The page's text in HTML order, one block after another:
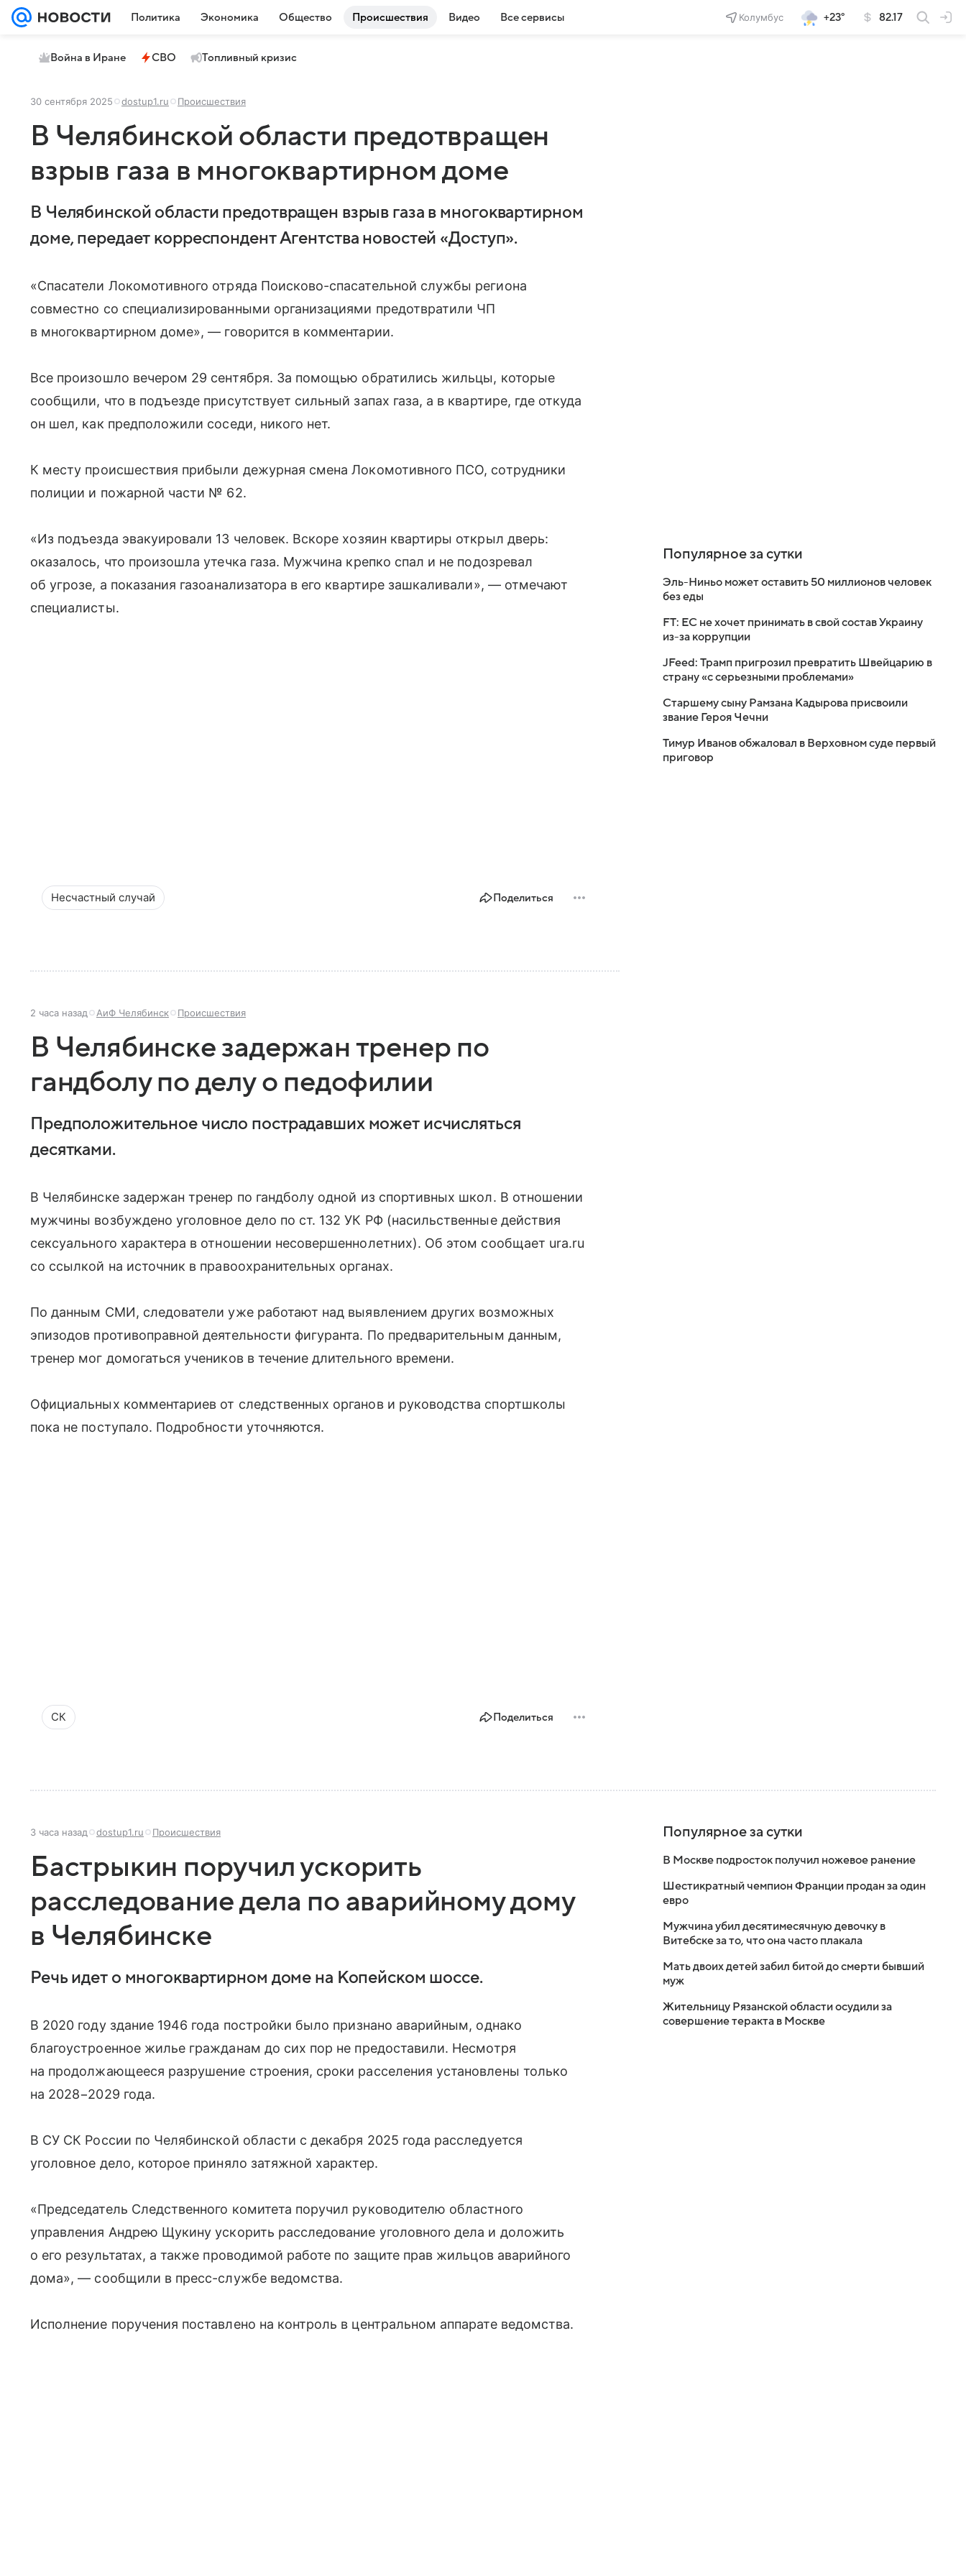
Политика Экономика Общество Происшествия Видео Все сервисы Колумбус +23° 82.17
Война в Иране СВО Топливный кризис
30 сентября 2025 dostup1.ru Происшествия
В Челябинской области предотвращен
взрыв газа в многоквартирном доме
В Челябинской области предотвращен взрыв газа в многоквартирном
доме, передает корреспондент Агентства новостей «Доступ».
«Спасатели Локомотивного отряда Поисково-спасательной службы региона
совместно со специализированными организациями предотвратили ЧП
в многоквартирном доме», — говорится в комментарии.
Все произошло вечером 29 сентября. За помощью обратились жильцы, которые
сообщили, что в подъезде присутствует сильный запах газа, а в квартире, где откуда
он шел, как предположили соседи, никого нет.
К месту происшествия прибыли дежурная смена Локомотивного ПСО, сотрудники
полиции и пожарной части № 62.
«Из подъезда эвакуировали 13 человек. Вскоре хозяин квартиры открыл дверь:
оказалось, что произошла утечка газа. Мужчина крепко спал и не подозревал
об угрозе, а показания газоанализатора в его квартире зашкаливали», — отмечают
специалисты.
Несчастный случай Поделиться
2 часа назад АиФ Челябинск Происшествия
В Челябинске задержан тренер по
гандболу по делу о педофилии
Предположительное число пострадавших может исчисляться
десятками.
В Челябинске задержан тренер по гандболу одной из спортивных школ. В отношении
мужчины возбуждено уголовное дело по ст. 132 УК РФ (насильственные действия
сексуального характера в отношении несовершеннолетних). Об этом сообщает ura.ru
со ссылкой на источник в правоохранительных органах.
По данным СМИ, следователи уже работают над выявлением других возможных
эпизодов противоправной деятельности фигуранта. По предварительным данным,
тренер мог домогаться учеников в течение длительного времени.
Официальных комментариев от следственных органов и руководства спортшколы
пока не поступало. Подробности уточняются.
СК Поделиться
Популярное за сутки
Эль-Ниньо может оставить 50 миллионов человек
без еды
FT: ЕС не хочет принимать в свой состав Украину
из-за коррупции
JFeed: Трамп пригрозил превратить Швейцарию в
страну «с серьезными проблемами»
Старшему сыну Рамзана Кадырова присвоили
звание Героя Чечни
Тимур Иванов обжаловал в Верховном суде первый
приговор
3 часа назад dostup1.ru Происшествия
Бастрыкин поручил ускорить
расследование дела по аварийному дому
в Челябинске
Речь идет о многоквартирном доме на Копейском шоссе.
В 2020 году здание 1946 года постройки было признано аварийным, однако
благоустроенное жилье гражданам до сих пор не предоставили. Несмотря
на продолжающееся разрушение строения, сроки расселения установлены только
на 2028−2029 года.
В СУ СК России по Челябинской области с декабря 2025 года расследуется
уголовное дело, которое приняло затяжной характер.
«Председатель Следственного комитета поручил руководителю областного
управления Андрею Щукину ускорить расследование уголовного дела и доложить
о его результатах, а также проводимой работе по защите прав жильцов аварийного
дома», — сообщили в пресс-службе ведомства.
Исполнение поручения поставлено на контроль в центральном аппарате ведомства.
Популярное за сутки
В Москве подросток получил ножевое ранение
Шестикратный чемпион Франции продан за один
евро
Мужчина убил десятимесячную девочку в
Витебске за то, что она часто плакала
Мать двоих детей забил битой до смерти бывший
муж
Жительницу Рязанской области осудили за
совершение теракта в Москве